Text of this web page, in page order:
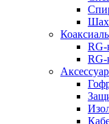
RG-
RG-